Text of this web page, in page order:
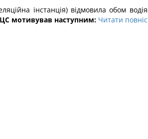
інстанція) відмовила обом
мотивував наступним: Читати